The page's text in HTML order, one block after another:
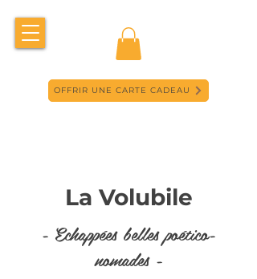
OFFRIR UNE CARTE CADEAU
La Volubile
- Echappées belles poético-
nomades -